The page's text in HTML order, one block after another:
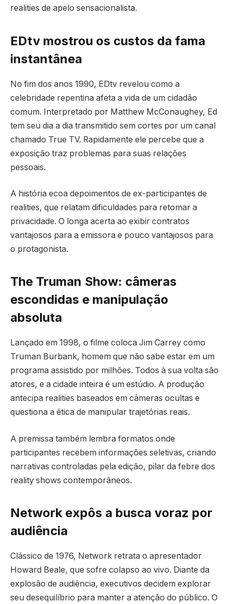
realities de apelo sensacionalista.
EDtv mostrou os custos da fama
instantânea
No fim dos anos 1990, EDtv revelou como a
celebridade repentina afeta a vida de um cidadão
comum. Interpretado por Matthew McConaughey, Ed
tem seu dia a dia transmitido sem cortes por um canal
chamado True TV. Rapidamente ele percebe que a
exposição traz problemas para suas relações
pessoais.
A história ecoa depoimentos de ex-participantes de
realities, que relatam dificuldades para retomar a
privacidade. O longa acerta ao exibir contratos
vantajosos para a emissora e pouco vantajosos para
o protagonista.
The Truman Show: câmeras
escondidas e manipulação
absoluta
Lançado em 1998, o filme coloca Jim Carrey como
Truman Burbank, homem que não sabe estar em um
programa assistido por milhões. Todos à sua volta são
atores, e a cidade inteira é um estúdio. A produção
antecipa realities baseados em câmeras ocultas e
questiona a ética de manipular trajetórias reais.
A premissa também lembra formatos onde
participantes recebem informações seletivas, criando
narrativas controladas pela edição, pilar da febre dos
reality shows contemporâneos.
Network expôs a busca voraz por
audiência
Clássico de 1976, Network retrata o apresentador
Howard Beale, que sofre colapso ao vivo. Diante da
explosão de audiência, executivos decidem explorar
seu desequilíbrio para manter a atenção do público. O